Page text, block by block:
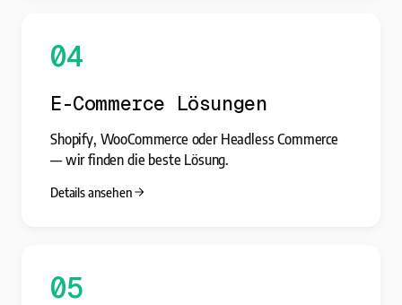
04
E-Commerce Lösungen
Shopify, WooCommerce oder Headless Commerce
— wir finden die beste Lösung.
Details ansehen
05